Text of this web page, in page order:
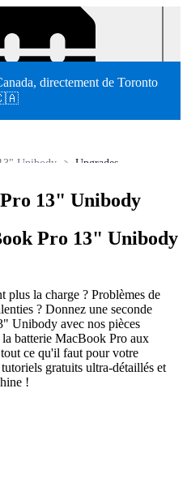
directement de Toronto
Upgrades
Unibody
13" Unibody
Pro 13" Unibody
la charge ? Problèmes de
? Donnez une seconde
Unibody avec nos pièces
la batterie MacBook Pro aux
ce qu'il faut pour votre
gratuits ultra-détaillés et
!